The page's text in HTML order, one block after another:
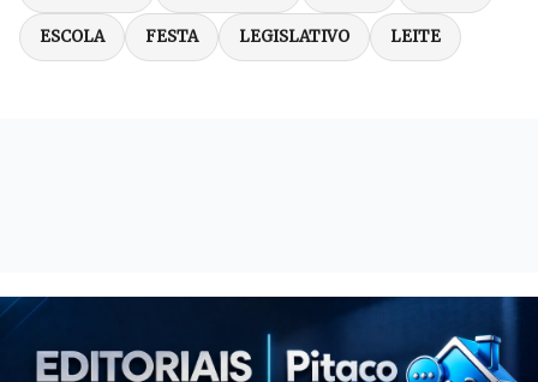
ESCOLA FESTA LEGISLATIVO LEITE